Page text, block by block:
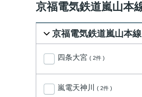
京福電気鉄道嵐山本
京福電気鉄道嵐山本線
四条大宮 ( 2件 )
嵐電天神川 ( 2件 )